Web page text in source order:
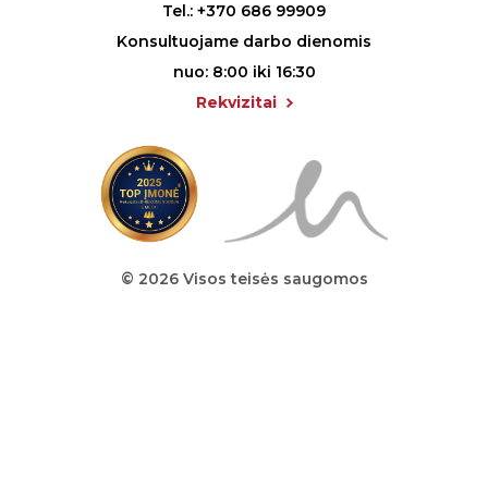
Tel.: +370 686 99909
Konsultuojame darbo dienomis
nuo: 8:00 iki 16:30
Rekvizitai
© 2026 Visos teisės saugomos